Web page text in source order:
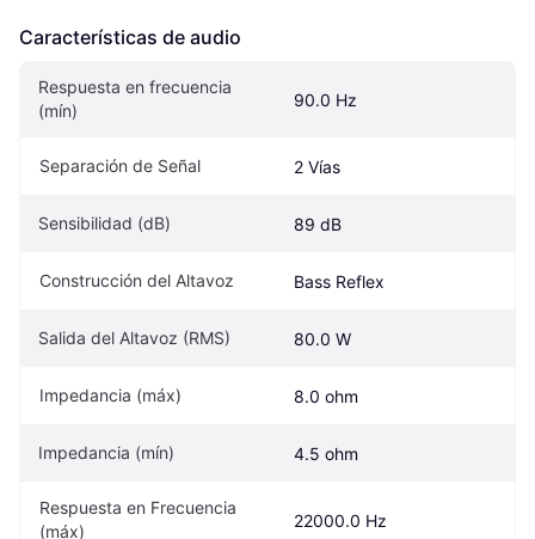
Características de audio
Respuesta en frecuencia
(mín)
90.0 Hz
Separación de Señal 2 Vías
Sensibilidad (dB) 89 dB
Construcción del Altavoz Bass Reflex
Salida del Altavoz (RMS) 80.0 W
Impedancia (máx) 8.0 ohm
Impedancia (mín) 4.5 ohm
Respuesta en Frecuencia
(máx)
22000.0 Hz